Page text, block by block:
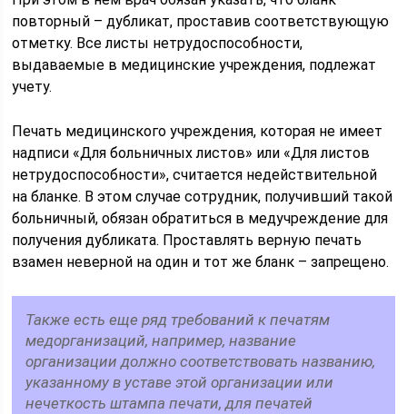
повторный – дубликат, проставив соответствующую
отметку. Все листы нетрудоспособности,
выдаваемые в медицинские учреждения, подлежат
учету.
Печать медицинского учреждения, которая не имеет
надписи «Для больничных листов» или «Для листов
нетрудоспособности», считается недействительной
на бланке. В этом случае сотрудник, получивший такой
больничный, обязан обратиться в медучреждение для
получения дубликата. Проставлять верную печать
взамен неверной на один и тот же бланк – запрещено.
Также есть еще ряд требований к печатям
медорганизаций, например, название
организации должно соответствовать названию,
указанному в уставе этой организации или
нечеткость штампа печати, для печатей